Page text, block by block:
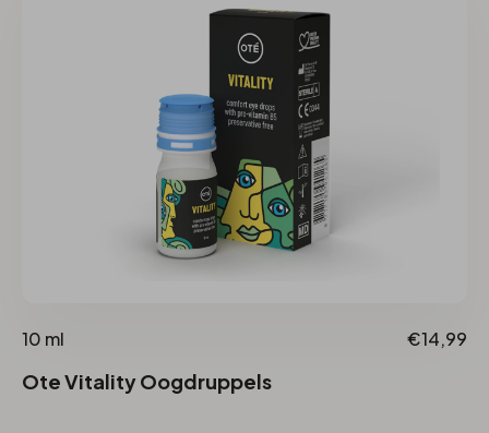
10 ml €14,99
Ote Vitality Oogdruppels